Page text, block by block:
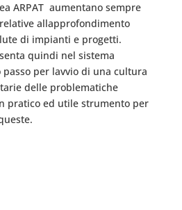
ARPAT  aumentano sempre
allapprofondimento
di impianti e progetti.
quindi nel sistema
per lavvio di una cultura
delle problematiche
pratico ed utile strumento per